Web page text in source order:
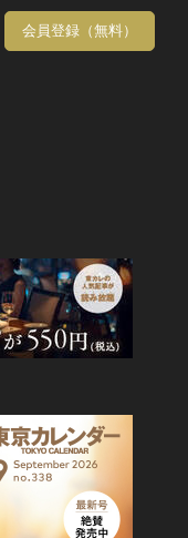
会員登録（無料）